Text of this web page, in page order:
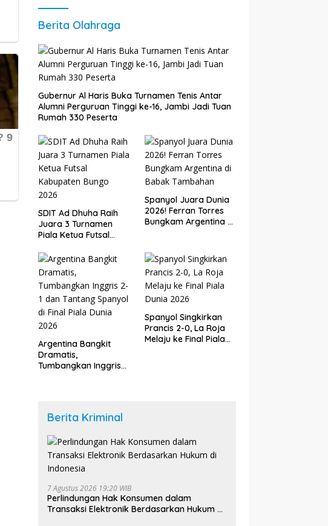
Berkembang
Berita Olahraga
Gubernur Al Haris Buka Turnamen Tenis Antar
Alumni Perguruan Tinggi ke-16, Jambi Jadi Tuan
Rumah 330 Peserta
SDIT Ad Dhuha Raih
Juara 3 Turnamen
Piala Ketua Futsal
2026
Spanyol Juara Dunia
2026! Ferran Torres
Bungkam Argentina di
Argentina Bangkit
Dramatis,
Tumbangkan Inggris
Spanyol Singkirkan
Prancis 2-0, La Roja
Melaju ke Final Piala
Berita Kriminal
7 Agustus 2026 19:20 WIB
Perlindungan Hak Konsumen dalam
Transaksi Elektronik Berdasarkan Hukum di